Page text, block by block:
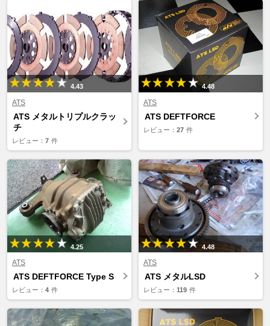
4.43
ATS
ATS メタルトリプルクラッ
チ
レビュー： 7 件
4.48
ATS
ATS DEFTFORCE
レビュー： 27 件
4.25
ATS
ATS DEFTFORCE Type S
レビュー： 4 件
4.48
ATS
ATS メタルLSD
レビュー： 119 件